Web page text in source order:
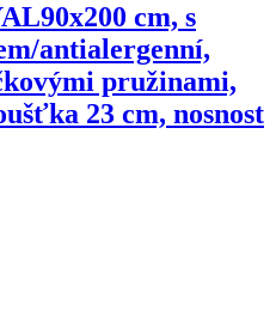
90x200 cm, s
antialergenní,
pružinami,
23 cm, nosnost